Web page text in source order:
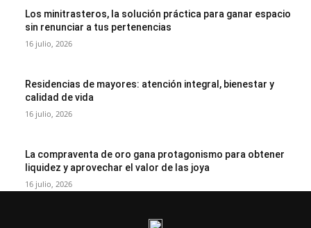
Los minitrasteros, la solución práctica para ganar espacio
sin renunciar a tus pertenencias
16 julio, 2026
Residencias de mayores: atención integral, bienestar y
calidad de vida
16 julio, 2026
La compraventa de oro gana protagonismo para obtener
liquidez y aprovechar el valor de las joya
16 julio, 2026